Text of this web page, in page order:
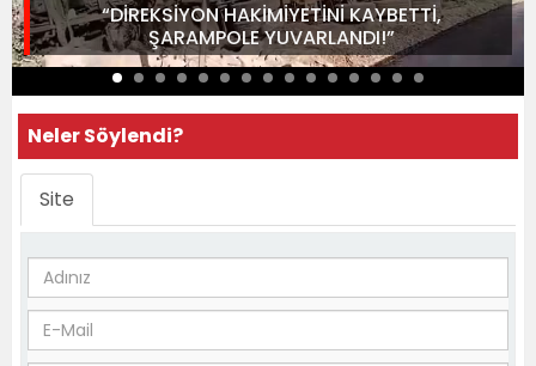
“DİREKSİYON HAKİMİYETİNİ KAYBETTİ,
ŞARAMPOLE YUVARLANDI!”
Neler Söylendi?
Site